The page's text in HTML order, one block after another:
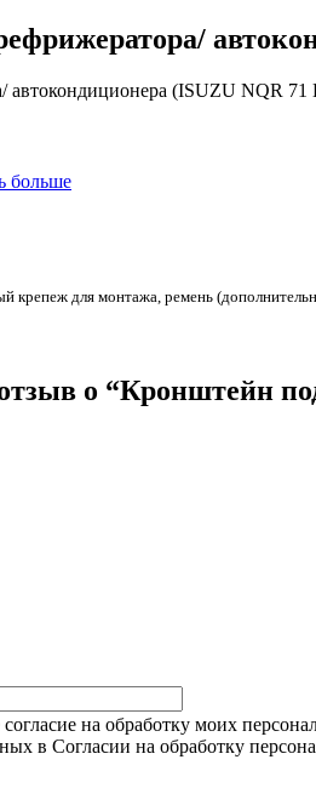
больше
крепеж для монтажа, ремень
о “Кронштейн
на обработку моих
в Согласии на обработку